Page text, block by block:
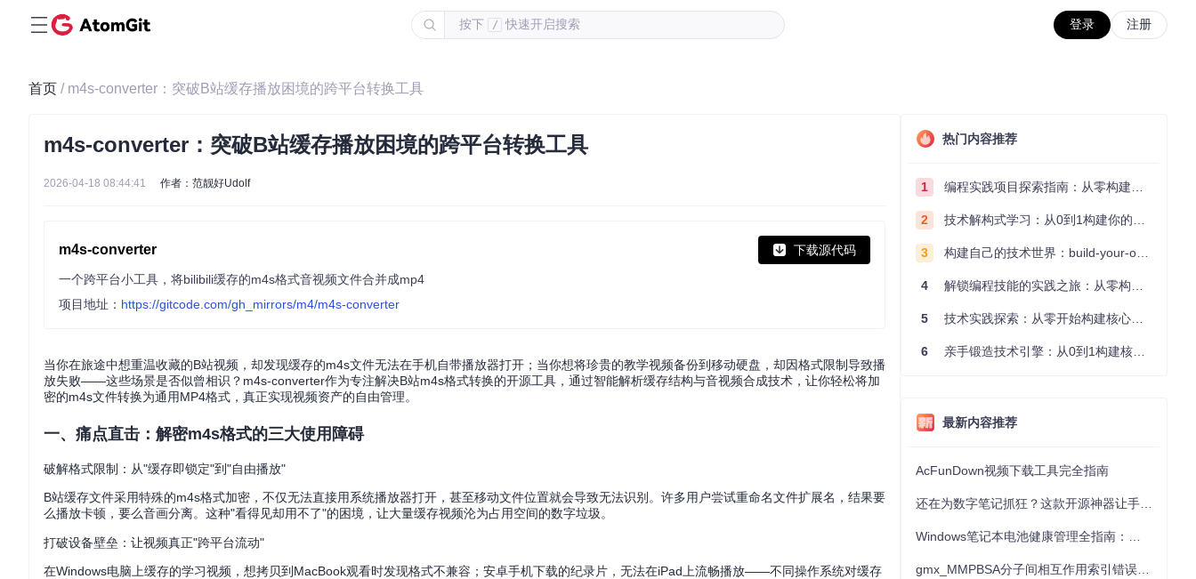
按下 / 快速开启搜索 登录 注册
首页 / m4s-converter：突破B站缓存播放困境的跨平台转换工具
m4s-converter：突破B站缓存播放困境的跨平台转换工具
2026-04-18 08:44:41 作者：范靓好Udolf
m4s-converter 下载源代码
一个跨平台小工具，将bilibili缓存的m4s格式音视频文件合并成mp4
项目地址： https://gitcode.com/gh_mirrors/m4/m4s-converter
当你在旅途中想重温收藏的B站视频，却发现缓存的m4s文件无法在手机自带播放器打开；当你想将珍贵的教学视频备份到移动硬盘，却因格式限制导致播
放失败——这些场景是否似曾相识？m4s-converter作为专注解决B站m4s格式转换的开源工具，通过智能解析缓存结构与音视频合成技术，让你轻松将加
密的m4s文件转换为通用MP4格式，真正实现视频资产的自由管理。
一、痛点直击：解密m4s格式的三大使用障碍
破解格式限制：从"缓存即锁定"到"自由播放"
B站缓存文件采用特殊的m4s格式加密，不仅无法直接用系统播放器打开，甚至移动文件位置就会导致无法识别。许多用户尝试重命名文件扩展名，结果要
么播放卡顿，要么音画分离。这种"看得见却用不了"的困境，让大量缓存视频沦为占用空间的数字垃圾。
打破设备壁垒：让视频真正"跨平台流动"
在Windows电脑上缓存的学习视频，想拷贝到MacBook观看时发现格式不兼容；安卓手机下载的纪录片，无法在iPad上流畅播放——不同操作系统对缓存
热门内容推荐
1 编程实践项目探索指南：从零构建技术能力体系
2 技术解构式学习：从0到1构建你的编程知识体系
3 构建自己的技术世界：build-your-own-x项目的实践探索指南
4 解锁编程技能的实践之旅：从零构建你的技术世界
5 技术实践探索：从零开始构建核心系统的实践指南
6 亲手锻造技术引擎：从0到1构建核心系统的实践指南
最新内容推荐
AcFunDown视频下载工具完全指南